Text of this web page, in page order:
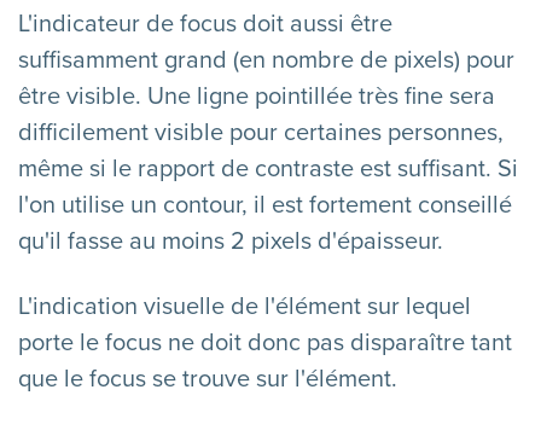
L'indicateur de focus doit aussi être
suffisamment grand (en nombre de pixels) pour
être visible. Une ligne pointillée très fine sera
difficilement visible pour certaines personnes,
même si le rapport de contraste est suffisant. Si
l'on utilise un contour, il est fortement conseillé
qu'il fasse au moins 2 pixels d'épaisseur.
L'indication visuelle de l'élément sur lequel
porte le focus ne doit donc pas disparaître tant
que le focus se trouve sur l'élément.